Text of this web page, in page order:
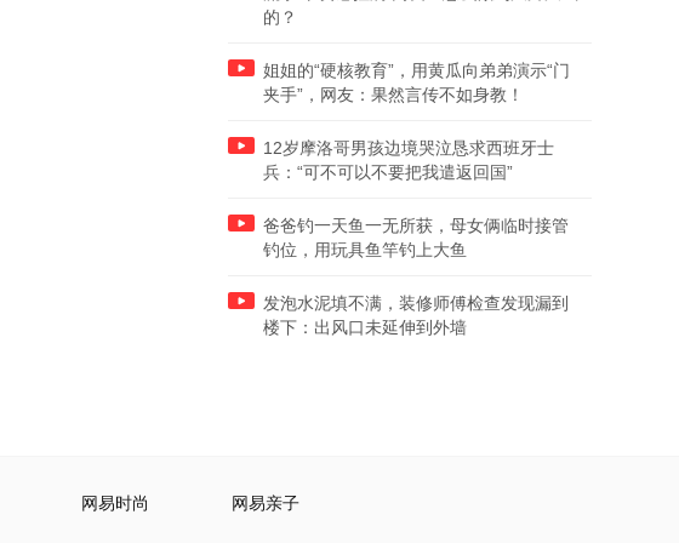
的？
姐姐的“硬核教育”，用黄瓜向弟弟演示“门
夹手”，网友：果然言传不如身教！
12岁摩洛哥男孩边境哭泣恳求西班牙士
兵：“可不可以不要把我遣返回国”
爸爸钓一天鱼一无所获，母女俩临时接管
钓位，用玩具鱼竿钓上大鱼
发泡水泥填不满，装修师傅检查发现漏到
楼下：出风口未延伸到外墙
网易时尚 网易亲子